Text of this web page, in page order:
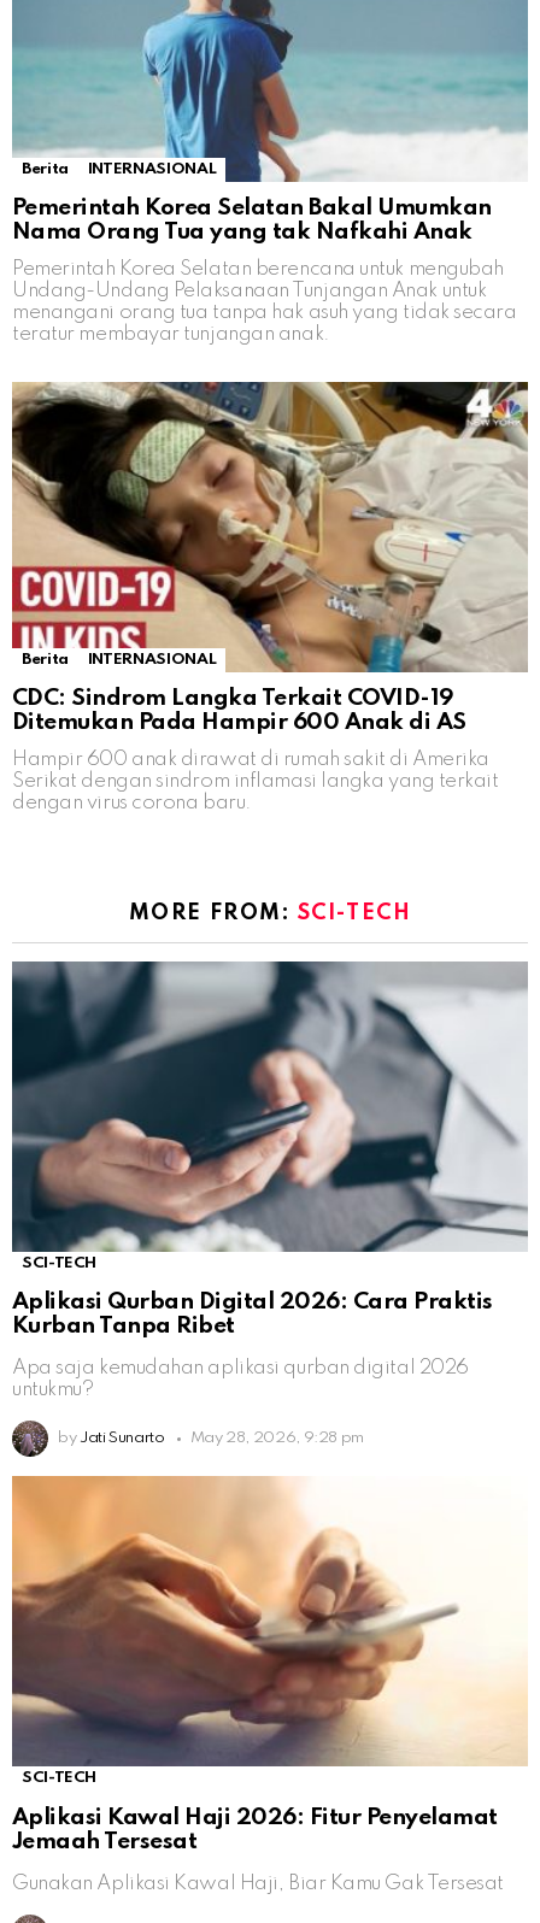
Berita INTERNASIONAL
Pemerintah Korea Selatan Bakal Umumkan
Nama Orang Tua yang tak Nafkahi Anak
Pemerintah Korea Selatan berencana untuk mengubah
Undang-Undang Pelaksanaan Tunjangan Anak untuk
menangani orang tua tanpa hak asuh yang tidak secara
teratur membayar tunjangan anak.
Berita INTERNASIONAL
CDC: Sindrom Langka Terkait COVID-19
Ditemukan Pada Hampir 600 Anak di AS
Hampir 600 anak dirawat di rumah sakit di Amerika
Serikat dengan sindrom inflamasi langka yang terkait
dengan virus corona baru.
MORE FROM: SCI-TECH
SCI-TECH
Aplikasi Qurban Digital 2026: Cara Praktis
Kurban Tanpa Ribet
Apa saja kemudahan aplikasi qurban digital 2026
untukmu?
by Jati Sunarto May 28, 2026, 9:28 pm
SCI-TECH
Aplikasi Kawal Haji 2026: Fitur Penyelamat
Jemaah Tersesat
Gunakan Aplikasi Kawal Haji, Biar Kamu Gak Tersesat